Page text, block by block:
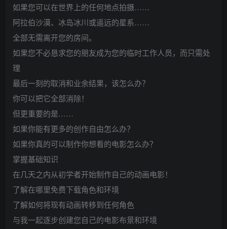
如果您可以在世界上的任何地点拍摄……
阿拉伯沙漠、冰岛冰川或遥远的星系……
全部无需离开您的房间。
如果您不必恳求您的朋友成为您的临时工作人员，而只需处
理
最后一刻的取消和业余结果，该怎么办？
你可以把它全部消除！
但更重要的是……
如果你能有更多的创作自由怎么办？
如果你真的可以制作你想看的电影怎么办？
掌握基础知识
在几天之内从初学者开始制作自己的动画电影！
了解在哪里免费下载角色和环境
了解如何将现有动画转移到任何角色
与我一起逐步创建您自己的电影布景和环境